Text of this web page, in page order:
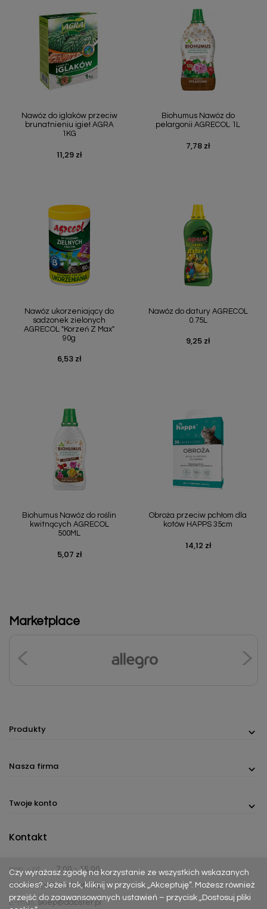
Nawóz do iglaków przeciw
brunatnieniu igieł AGRA
1KG
Cena
11,29 zł
Biohumus Nawóz do
pelargonii AGRECOL 1L
Cena
7,78 zł
Nawóz ukorzeniający do
sadzonek zielonych
AGRECOL "Korzeń Z Max"
90g
Cena
6,53 zł
Nawóz do datury AGRECOL
0.75L
Cena
9,25 zł
Biohumus Nawóz do roślin
kwitnących AGRECOL
500ML
Cena
5,07 zł
Obroża przeciw pchłom dla
kotów HAPPS 35cm
Cena
14,12 zł
Marketplace
Produkty
Nasza firma
Twoje konto
Czy wyrażasz zgodę na korzystanie ze wszystkich wskazanych
cookies? Jeżeli tak, kliknij w przycisk „Akceptuję”. Możesz również
przejść do zaawansowanych ustawień – przycisk „Dostosuj pliki
Kontakt
pon. - pt.
7:00 - 15:00
Telefon:(+48) 737 305 306
E-mail: sklep@dabster.pl